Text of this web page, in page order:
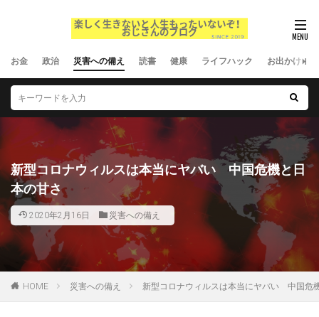
お金 政治 災害への備え 読書 健康 ライフハック お出かけ
新型コロナウィルスは本当にヤバい 中国危機と日
本の甘さ
2020年2月16日 災害への備え
HOME 災害への備え 新型コロナウィルスは本当にヤバい 中国危